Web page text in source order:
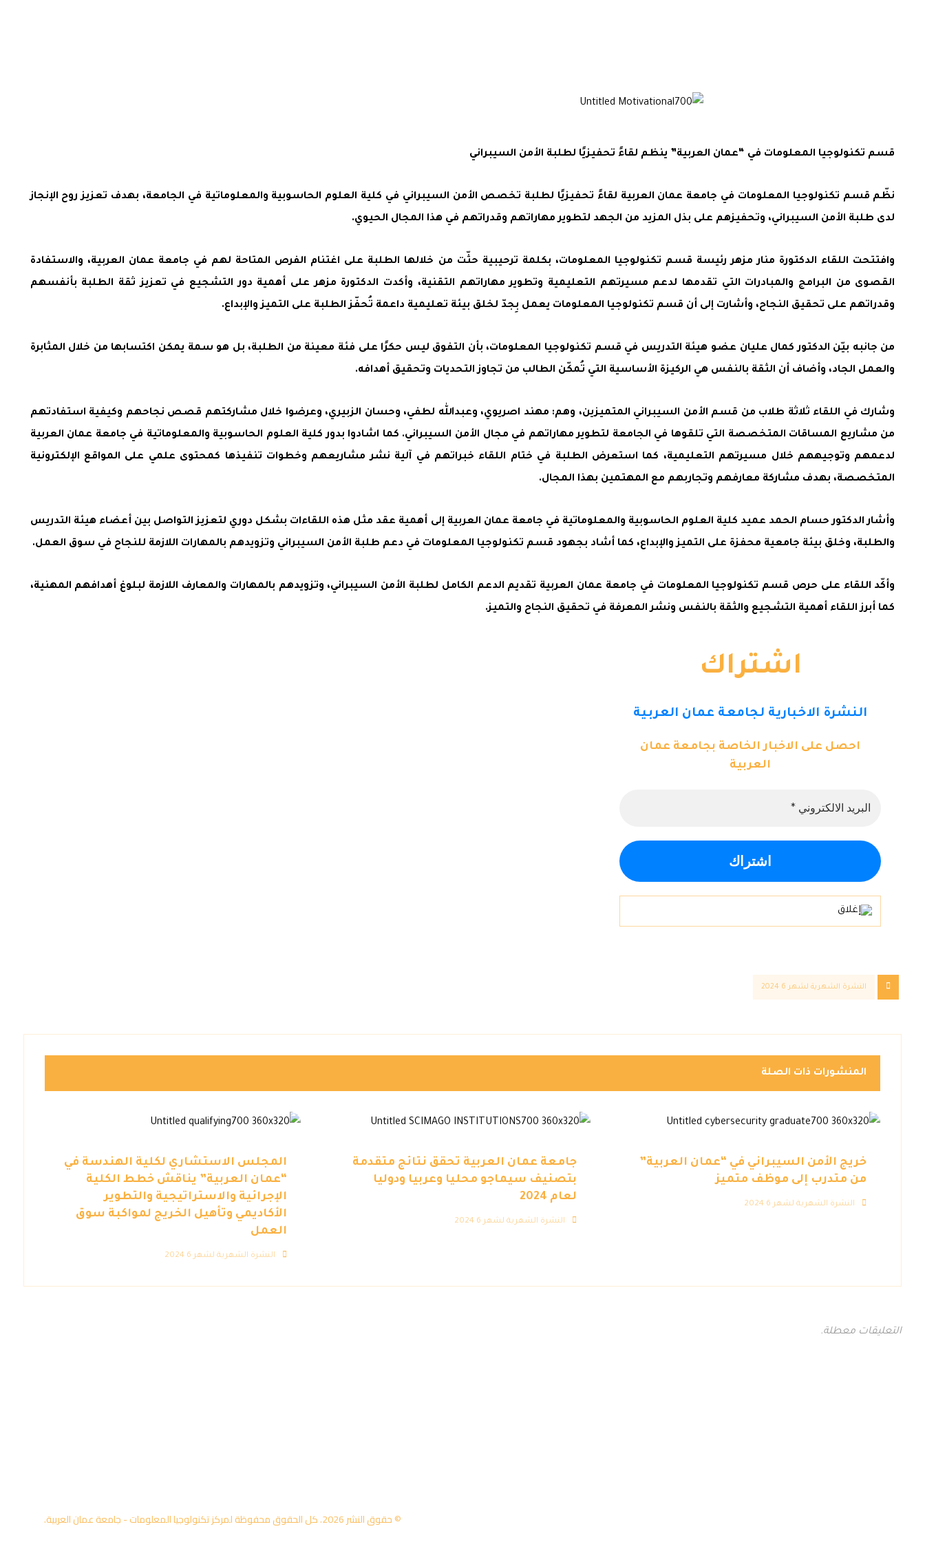
قسم تكنولوجيا المعلومات في “عمان العربية” ينظم لقاءً تحفيزيًا لطلبة الأمن السيبراني
نظّم قسم تكنولوجيا المعلومات في جامعة عمان العربية لقاءً تحفيزيًا لطلبة تخصص الأمن السيبراني في كلية العلوم الحاسوبية والمعلوماتية في الجامعة، بهدف تعزيز روح الإنجاز
لدى طلبة الأمن السيبراني، وتحفيزهم على بذل المزيد من الجهد لتطوير مهاراتهم وقدراتهم في هذا المجال الحيوي.
وافتتحت اللقاء الدكتورة منار مزهر رئيسة قسم تكنولوجيا المعلومات، بكلمة ترحيبية حثّت من خلالها الطلبة على اغتنام الفرص المتاحة لهم في جامعة عمان العربية، والاستفادة
القصوى من البرامج والمبادرات التي تقدمها لدعم مسيرتهم التعليمية وتطوير مهاراتهم التقنية، وأكدت الدكتورة مزهر على أهمية دور التشجيع في تعزيز ثقة الطلبة بأنفسهم
وقدراتهم على تحقيق النجاح، وأشارت إلى أن قسم تكنولوجيا المعلومات يعمل بِجدّ لخلق بيئة تعليمية داعمة تُحفّز الطلبة على التميز والإبداع.
من جانبه بيّن الدكتور كمال عليان عضو هيئة التدريس في قسم تكنولوجيا المعلومات، بأن التفوق ليس حكرًا على فئة معينة من الطلبة، بل هو سمة يمكن اكتسابها من خلال المثابرة
والعمل الجاد، وأضاف أن الثقة بالنفس هي الركيزة الأساسية التي تُمكّن الطالب من تجاوز التحديات وتحقيق أهدافه.
وشارك في اللقاء ثلاثة طلاب من قسم الأمن السيبراني المتميزين، وهم: مهند اصريوي، وعبدالله لطفي، وحسان الزبيري، وعرضوا خلال مشاركتهم قصص نجاحهم وكيفية استفادتهم
من مشاريع المساقات المتخصصة التي تلقوها في الجامعة لتطوير مهاراتهم في مجال الأمن السيبراني. كما اشادوا بدور كلية العلوم الحاسوبية والمعلوماتية في جامعة عمان العربية
لدعمهم وتوجيههم خلال مسيرتهم التعليمية، كما استعرض الطلبة في ختام اللقاء خبراتهم في آلية نشر مشاريعهم وخطوات تنفيذها كمحتوى علمي على المواقع الإلكترونية
المتخصصة، بهدف مشاركة معارفهم وتجاربهم مع المهتمين بهذا المجال.
وأشار الدكتور حسام الحمد عميد كلية العلوم الحاسوبية والمعلوماتية في جامعة عمان العربية إلى أهمية عقد مثل هذه اللقاءات بشكل دوري لتعزيز التواصل بين أعضاء هيئة التدريس
والطلبة، وخلق بيئة جامعية محفزة على التميز والإبداع، كما أشاد بجهود قسم تكنولوجيا المعلومات في دعم طلبة الأمن السيبراني وتزويدهم بالمهارات اللازمة للنجاح في سوق العمل.
وأكّد اللقاء على حرص قسم تكنولوجيا المعلومات في جامعة عمان العربية تقديم الدعم الكامل لطلبة الأمن السيبراني، وتزويدهم بالمهارات والمعارف اللازمة لبلوغ أهدافهم المهنية،
كما أبرز اللقاء أهمية التشجيع والثقة بالنفس ونشر المعرفة في تحقيق النجاح والتميز.
اشتراك
النشرة الاخبارية لجامعة عمان العربية
احصل على الاخبار الخاصة بجامعة عمان
العربية
النشرة الشهرية لشهر 6 2024
المنشورات ذات الصلة
خريج الأمن السيبراني في “عمان العربية”
من متدرب إلى موظف متميز
النشرة الشهرية لشهر 6 2024
جامعة عمان العربية تحقق نتائج متقدمة
بتصنيف سيماجو محليا وعربيا ودوليا
لعام 2024
النشرة الشهرية لشهر 6 2024
المجلس الاستشاري لكلية الهندسة في
“عمان العربية” يناقش خطط الكلية
الإجرائية والاستراتيجية والتطوير
الأكاديمي وتأهيل الخريج لمواكبة سوق
العمل
النشرة الشهرية لشهر 6 2024
التعليقات معطلة.
© حقوق النشر 2026. كل الحقوق محفوظة لمركز تكنولوجيا المعلومات - جامعة عمان العربية.